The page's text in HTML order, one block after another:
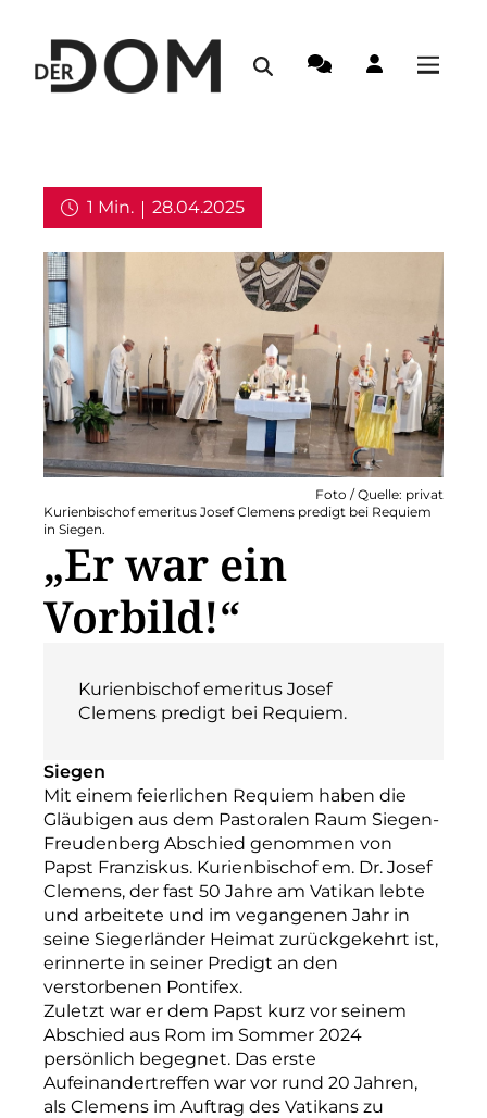
1 Min.
28.04.2025
Kurienbischof emeritus Josef Clemens predigt bei Requiem
in Siegen.
Foto / Quelle: privat
„Er war ein
Vorbild!“
Kurienbischof emeritus Josef
Clemens predigt bei Requiem.
Siegen
Mit einem feierlichen Requiem haben die
Gläubigen aus dem Pastoralen Raum Siegen-
Freudenberg Abschied genommen von
Papst Franziskus. Kurienbischof em. Dr. Josef
Clemens, der fast 50 Jahre am Vatikan lebte
und arbeitete und im vegangenen Jahr in
seine Siegerländer Heimat zurückgekehrt ist,
erinnerte in seiner Predigt an den
verstorbenen Pontifex.
Zuletzt war er dem Papst kurz vor seinem
Abschied aus Rom im Sommer 2024
persönlich begegnet. Das erste
Aufeinandertreffen war vor rund 20 Jahren,
als Clemens im Auftrag des Vatikans zu